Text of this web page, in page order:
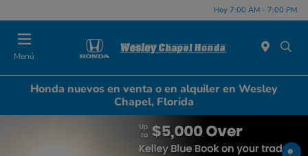
Hoy 7:00 AM - 7:00 PM
Menú
Honda nuevos en venta o en alquiler en Wesley
Chapel, Florida